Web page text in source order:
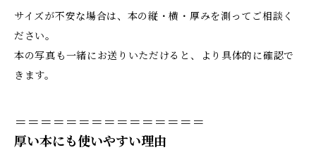
サイズが不安な場合は、本の縦・横・厚みを測ってご相談く
ださい。
本の写真も一緒にお送りいただけると、より具体的に確認で
きます。
＝＝＝＝＝＝＝＝＝＝＝＝＝＝＝
厚い本にも使いやすい理由